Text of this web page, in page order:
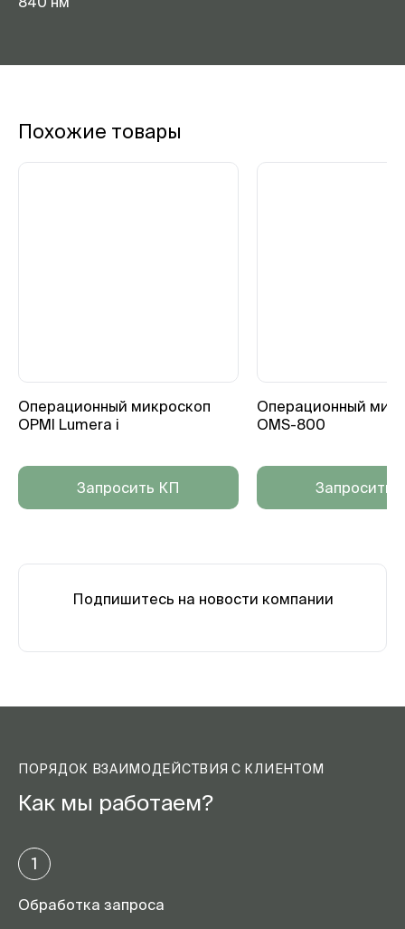
Похожие товары
Операционный микроскоп
OPMI Lumera i
Запросить КП
Операционный
OMS-800
Запросить
Подпишитесь на новости компании
ПОРЯДОК ВЗАИМОДЕЙСТВИЯ С КЛИЕНТОМ
Как мы работаем?
1
Обработка запроса